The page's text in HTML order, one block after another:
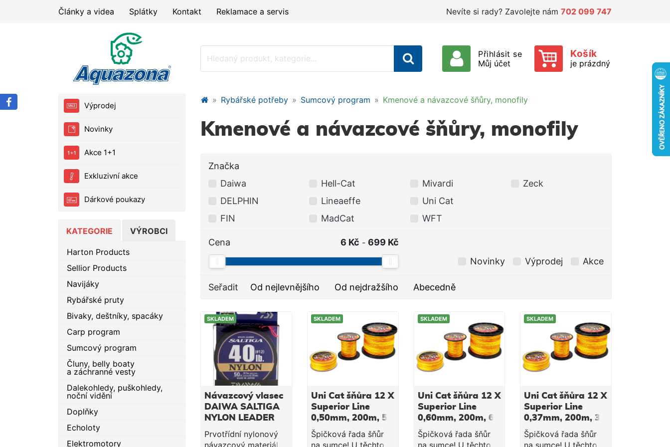
Články a videa Splátky Kontakt Reklamace a servis Nevíte si rady? Zavolejte nám 702 099 747
Přihlásit se
Můj účet
Košík
je prázdný
Výprodej
Novinky
Akce 1+1
Exkluzivní akce
Dárkové poukazy
KATEGORIE VÝROBCI
Harton Products
Sellior Products
Navijáky
Rybářské pruty
Bivaky, deštníky, spacáky
Carp program
Sumcový program
Čluny, belly boaty
a záchranné vesty
Dalekohledy, puškohledy,
noční vidění
Doplňky
Echoloty
Elektromotory
Rybářské potřeby Sumcový program Kmenové a návazcové šňůry, monofily
Kmenové a návazcové šňůry, monofily
Značka
Daiwa
DELPHIN
FIN
Hell-Cat
Lineaeffe
MadCat
Mivardi
Uni Cat
WFT
Zeck
Cena 6 Kč - 699 Kč
Novinky
Výprodej Akce
Seřadit Od nejlevnějšího Od nejdražšího Abecedně
SKLADEM
Návazcový vlasec
DAIWA SALTIGA
NYLON LEADER
50m
Prvotřídní nylonový
SKLADEM
Uni Cat šňůra 12 X
Superior Line
0,50mm, 200m, 51
kg
Špičková řada šňůr
SKLADEM
Uni Cat šňůra 12 X
Superior Line
0,60mm, 200m, 62
kg
Špičková řada šňůr
SKLADEM
Uni Cat šňůra 12 X
Superior Line
0,37mm, 200m, 36
kg
Špičková řada šňůr